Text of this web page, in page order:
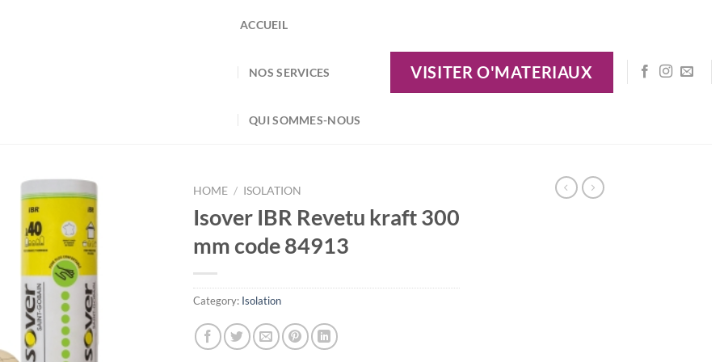
ACCUEIL
NOS SERVICES
QUI SOMMES-NOUS
VISITER O'MATERIAUX
HOME / ISOLATION
Isover IBR Revetu kraft 300
mm code 84913
Category: Isolation